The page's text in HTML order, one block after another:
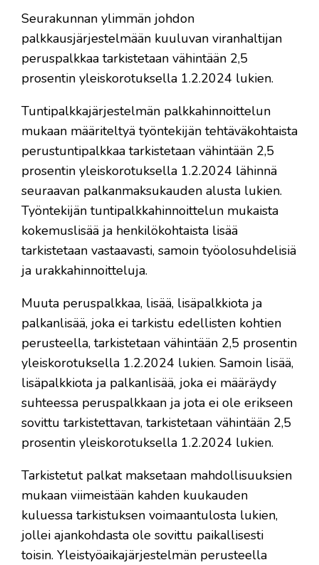
Seurakunnan ylimmän johdon
palkkausjärjestelmään kuuluvan viranhaltijan
peruspalkkaa tarkistetaan vähintään 2,5
prosentin yleiskorotuksella 1.2.2024 lukien.
Tuntipalkkajärjestelmän palkkahinnoittelun
mukaan määriteltyä työntekijän tehtäväkohtaista
perustuntipalkkaa tarkistetaan vähintään 2,5
prosentin yleiskorotuksella 1.2.2024 lähinnä
seuraavan palkanmaksukauden alusta lukien.
Työntekijän tuntipalkkahinnoittelun mukaista
kokemuslisää ja henkilökohtaista lisää
tarkistetaan vastaavasti, samoin työolosuhdelisiä
ja urakkahinnoitteluja.
Muuta peruspalkkaa, lisää, lisäpalkkiota ja
palkanlisää, joka ei tarkistu edellisten kohtien
perusteella, tarkistetaan vähintään 2,5 prosentin
yleiskorotuksella 1.2.2024 lukien. Samoin lisää,
lisäpalkkiota ja palkanlisää, joka ei määräydy
suhteessa peruspalkkaan ja jota ei ole erikseen
sovittu tarkistettavan, tarkistetaan vähintään 2,5
prosentin yleiskorotuksella 1.2.2024 lukien.
Tarkistetut palkat maksetaan mahdollisuuksien
mukaan viimeistään kahden kuukauden
kuluessa tarkistuksen voimaantulosta lukien,
jollei ajankohdasta ole sovittu paikallisesti
toisin. Yleistyöaikajärjestelmän perusteella